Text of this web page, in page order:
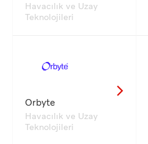
Havacılık ve Uzay
Teknolojileri
Orbyte
Havacılık ve Uzay
Teknolojileri